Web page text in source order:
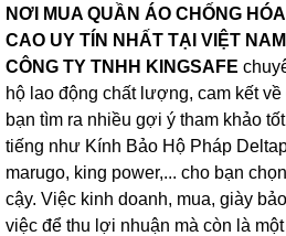
NƠI MUA QUẦN ÁO CHỐNG
CAO UY TÍN NHẤT TẠI VIỆT NAM
CÔNG TY TNHH KINGSAFE
hộ lao động chất lượng, cam kết
bạn tìm ra nhiều gợi ý tham khảo
tiếng như Kính Bảo Hộ Pháp
marugo, king power,... cho bạn
cậy. Việc kinh doanh, mua, giày
việc để thu lợi nhuận mà còn là